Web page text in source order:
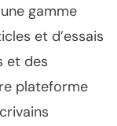
gamme
et d’essais
et des
plateforme